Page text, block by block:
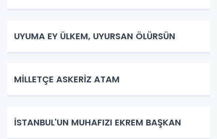
UYUMA EY ÜLKEM, UYURSAN ÖLÜRSÜN
​MİLLETÇE ASKERİZ ATAM
İSTANBUL'UN MUHAFIZI EKREM BAŞKAN